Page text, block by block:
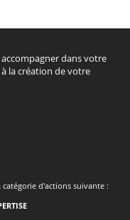
dans votre
la création de votre
d'actions suivante :